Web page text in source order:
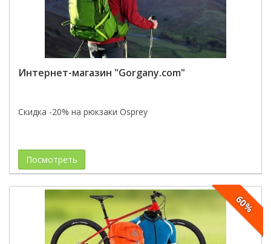
Интернет-магазин "Gorgany.com"
Скидка -20% на рюкзаки Osprey
Посмотреть
60%